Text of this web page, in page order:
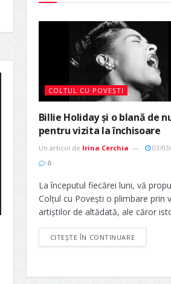
COLȚUL CU POVEȘTI
Billie Holiday și o blană de
pentru vizita la închisoare
Un articol de Irina Cerchia
03/
0
La începutul fiecărei luni, vă
Colțul cu Povești o plimbare prin
artiștilor de altădată, ale căror
CITEȘTE ÎN CONTINUARE